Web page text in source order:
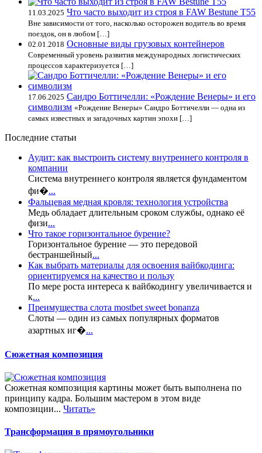
11.03.2025 Что часто выходит из строя в FAW Bestune T55
Вне зависимости от того, насколько осторожен водитель во время
поездок, он в любом […]
02.01.2018 Основные виды грузовых контейнеров
Современный уровень развития международных логистических
процессов характеризуется […]
17.06.2025 Сандро Боттичелли: «Рождение Венеры» и его
символизм «Рождение Венеры» Сандро Боттичелли — одна из
самых известных и загадочных картин эпохи […]
Последние статьи
Аудит: как выстроить систему внутреннего контроля в
компании
Система внутреннего контроля является фундаментом
фи�...
Фальцевая медная кровля: технология устройства
Медь обладает длительным сроком службы, однако её
физи...
Что такое горизонтальное бурение?
Горизонтальное бурение — это передовой
бестраншейный...
Как выбрать материалы для освоения вайбкодинга:
ориентируемся на качество и пользу
По мере роста интереса к вайбкодингу увеличивается и
к...
Преимущества слота mostbet sweet bonanza
Слоты — один из самых популярных форматов
азартных иг�...
Сюжетная композиция
Сюжетная композиция картины может быть выполнена по
принципу кадра. Большим мастером в этом виде
композиции... Читать»
Трансформация в прямоугольники